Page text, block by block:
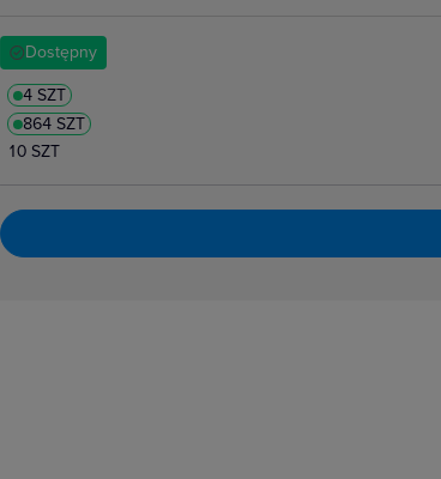
Dostępny
4 SZT
864 SZT
10 SZT